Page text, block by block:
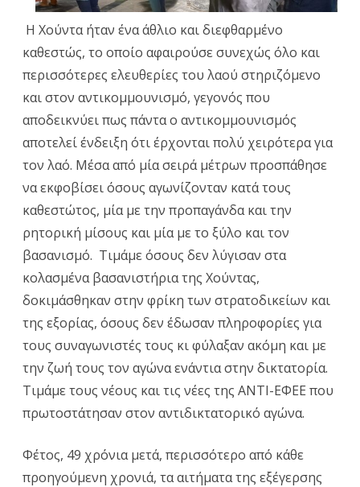
Η Χούντα ήταν ένα άθλιο και διεφθαρμένο
καθεστώς, το οποίο αφαιρούσε συνεχώς όλο και
περισσότερες ελευθερίες του λαού στηριζόμενο
και στον αντικομμουνισμό, γεγονός που
αποδεικνύει πως πάντα ο αντικομμουνισμός
αποτελεί ένδειξη ότι έρχονται πολύ χειρότερα για
τον λαό. Μέσα από μία σειρά μέτρων προσπάθησε
να εκφοβίσει όσους αγωνίζονταν κατά τους
καθεστώτος, μία με την προπαγάνδα και την
ρητορική μίσους και μία με το ξύλο και τον
βασανισμό. Τιμάμε όσους δεν λύγισαν στα
κολασμένα βασανιστήρια της Χούντας,
δοκιμάσθηκαν στην φρίκη των στρατοδικείων και
της εξορίας, όσους δεν έδωσαν πληροφορίες για
τους συναγωνιστές τους κι φύλαξαν ακόμη και με
την ζωή τους τον αγώνα ενάντια στην δικτατορία.
Τιμάμε τους νέους και τις νέες της ΑΝΤΙ-ΕΦΕΕ που
πρωτοστάτησαν στον αντιδικτατορικό αγώνα.
Φέτος, 49 χρόνια μετά, περισσότερο από κάθε
προηγούμενη χρονιά, τα αιτήματα της εξέγερσης